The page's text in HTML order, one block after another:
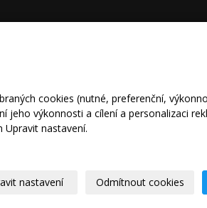
kuchyně - Radost Vařit
cookies (nutné, preferenční,
jeho výkonnosti a cílení a personalizaci
nastavení.
nastavení Odmítnout cookies